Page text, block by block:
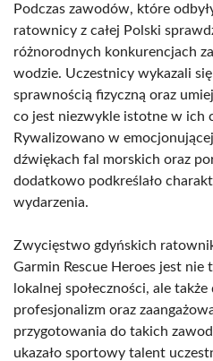
Podczas zawodów, które
ratownicy z całej Polski
różnorodnych konkurencjach
wodzie. Uczestnicy wykazali
sprawnością fizyczną oraz
co jest niezwykle istotne w ich
Rywalizowano w
dźwiękach fal morskich oraz
dodatkowo podkreślało
wydarzenia.
Zwycięstwo gdyńskich
Garmin Rescue Heroes jest
lokalnej społeczności, ale
profesjonalizm oraz
przygotowania do takich
ukazało sportowy talent